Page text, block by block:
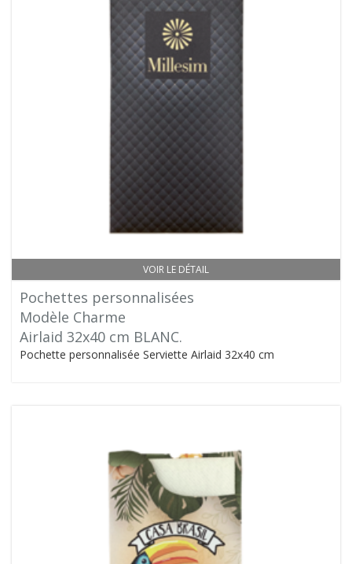
VOIR LE DÉTAIL
Pochettes personnalisées
Modèle Charme
Airlaid 32x40 cm BLANC.
Pochette personnalisée Serviette Airlaid 32x40 cm